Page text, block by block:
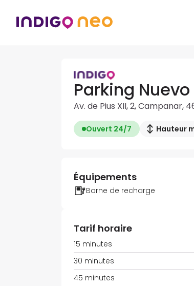
Parking
Av. de Pius XII, 2, Campanar,
Ouvert 24/7 Hauteur
Équipements
Borne de recharge
Tarif horaire
15 minutes
30 minutes
45 minutes